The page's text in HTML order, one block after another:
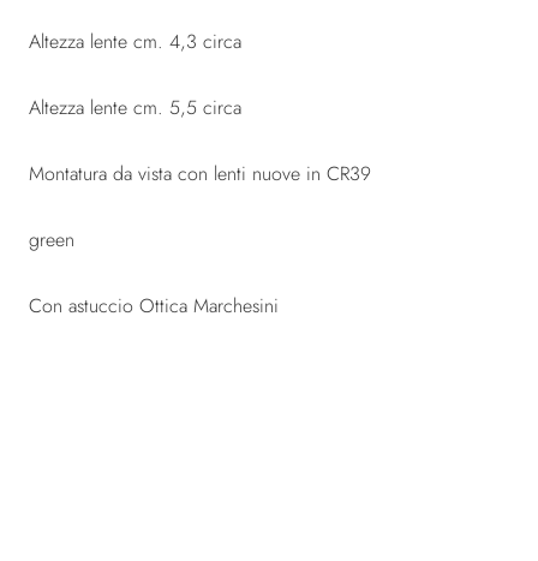
Altezza lente cm. 4,3 circa
Altezza lente cm. 5,5 circa
Montatura da vista con lenti nuove in CR39
green
Con astuccio Ottica Marchesini